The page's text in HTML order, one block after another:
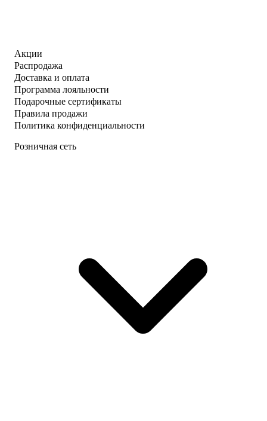
Акции
Распродажа
Доставка и оплата
Программа лояльности
Подарочные сертификаты
Правила продажи
Политика конфиденциальности
Розничная сеть